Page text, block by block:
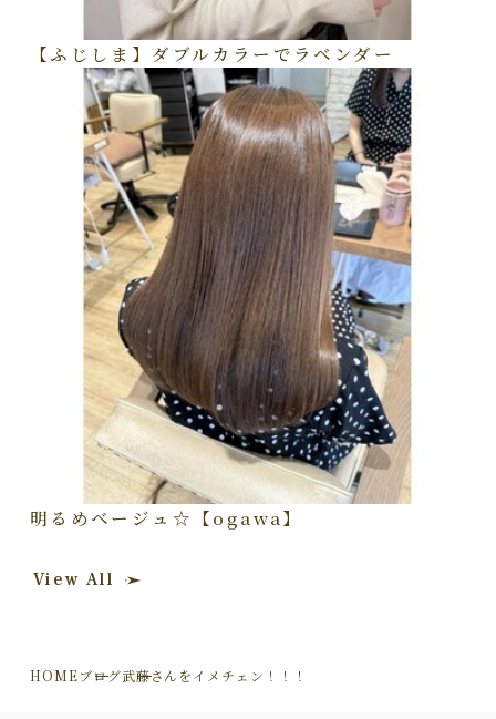
【ふじしま】ダブルカラーでラベンダー
明るめベージュ☆【ogawa】
View All
HOMEブログ武藤さんをイメチェン！！！